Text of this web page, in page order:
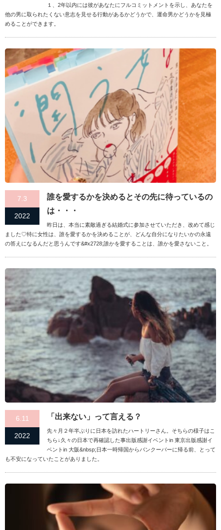
１、2年以内には彼があなたにフルコミットメントを示し、あなたを
他の男に取られたくない意志を見せる行動があるかどうかで、運命男かどうかを見極
めることができます。
7.3
2022
誰を愛するかを決めるとその先に待っているの
は・・・
昨日は、本当に素敵過ぎる結婚式に参加させていただき、改めて感じ
ました♡特に女性は、誰を愛するかを決めることが、どんな自分になりたいかの永遠
の答えになるんだと思うんです&#x2728;誰かを愛することは、誰かを愛さないこと。
6.11
2022
「出来ない」って言える？
先々月２年半ぶりに日本を訪れたハートリーさん。そちらの様子はこ
ちら↓久々の日本で再確認した事出版感謝イベントin 東京出版感謝イ
ベントin 大阪&nbsp;日本一時帰国からバンクーバーに帰る前、とって
も不安になっていたことがありました。